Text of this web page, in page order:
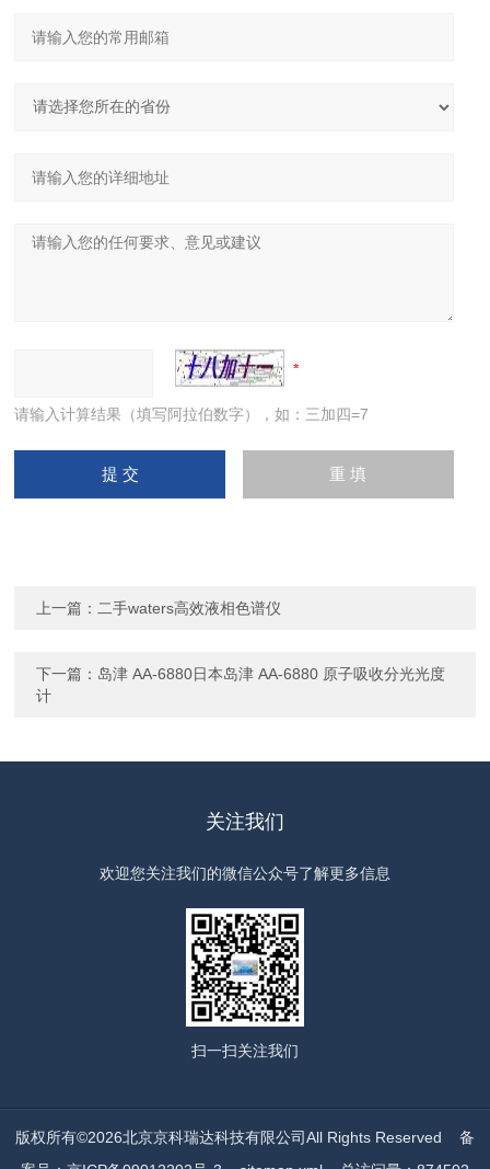
请输入计算结果（填写阿拉伯数字），如：三加四=7
上一篇： 二手waters高效液相色谱仪
下一篇： 岛津 AA-6880日本岛津 AA-6880 原子吸收分光光度
计
关注我们
欢迎您关注我们的微信公众号了解更多信息
扫一扫关注我们
版权所有©2026北京京科瑞达科技有限公司All Rights Reserved 备